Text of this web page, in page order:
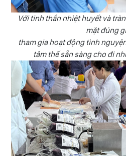
Với tinh thần nhiệt huyết và tràn
mặt đúng
tham gia hoạt động tình
tâm thế sẵn sàng cho đi